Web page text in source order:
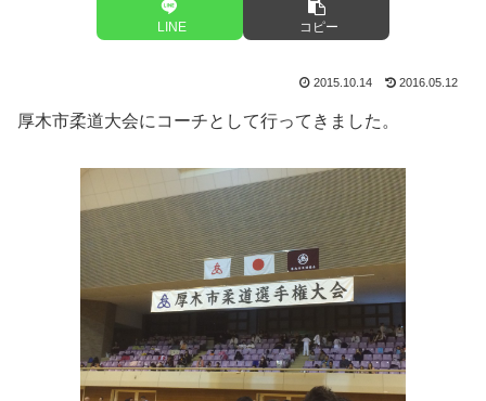
LINE コピー
2015.10.14 2016.05.12
厚木市柔道大会にコーチとして行ってきました。